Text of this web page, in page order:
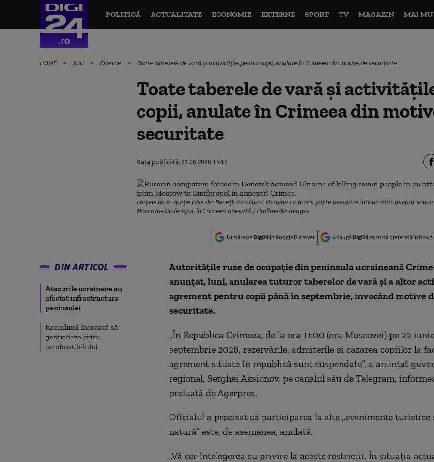
POLITICĂ ACTUALITATE ECONOMIE EXTERNE SPORT TV MAGAZIN MAI
HOME Știri Externe Toate taberele de vară și activitățile pentru copii, anulate în Crimeea din motive de securitate
Toate taberele de vară și
copii, anulate în Crimeea din
securitate
Data publicării:22.06.2026 15:17
Forțele de ocupație ruse din Donețk au acuzat Ucraina că a ucis șapte persoane într-un atac asupra unui
Moscova–Simferopol, în Crimeea anexată / Profimedia Images
Urmărește Digi24în Google Discover Adaugă Digi24ca sursă preferată în
DIN ARTICOL
Atacurile ucrainene au
afectat infrastructura
peninsulei
Kremlinul încearcă să
gestioneze criza
combustibilului
Autorităţile ruse de ocupaţie din peninsula ucraineană
anunţat, luni, anularea tuturor taberelor de vară şi a altor
agrement pentru copii până în septembrie, invocând motive
securitate.
„În Republica Crimeea, de la ora 11:00 (ora Moscovei) pe 22
septembrie 2026, rezervările, admiterile şi cazarea copiilor la
agrement situate în republică sunt suspendate”, a anunţat
regional, Serghei Aksionov, pe canalul său de Telegram,
preluată de Agerpres.
Oficialul a precizat că participarea la alte „evenimente turistice
natură” este, de asemenea, anulată.
„Vă cer înţelegerea cu privire la aceste restricţii. În situaţia